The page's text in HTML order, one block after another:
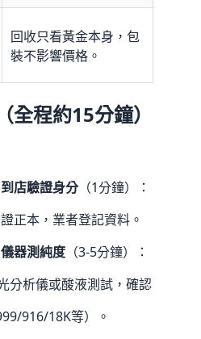
回收只看黃金本身，包
裝不影響價格。
全程約15分鐘）
店驗證身分（1分鐘）：
正本，業者登記資料。
器測純度（3-5分鐘）：
分析儀或酸液測試，確認
916/18K等）。